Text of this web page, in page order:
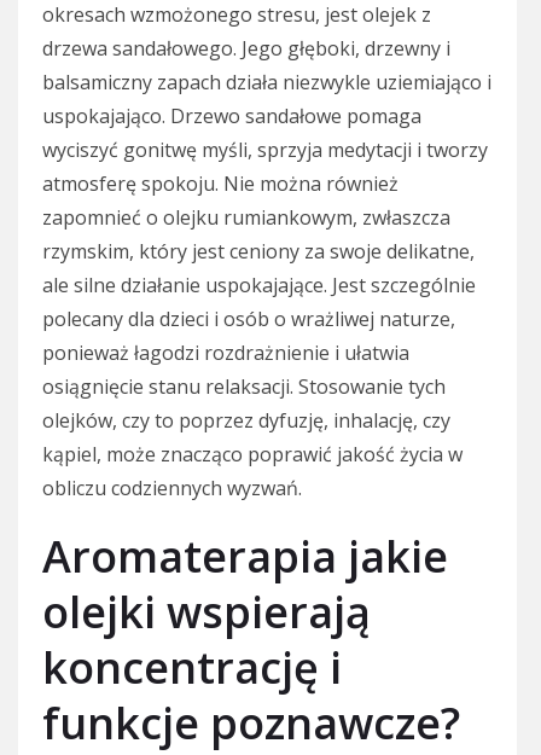
okresach wzmożonego stresu, jest olejek z
drzewa sandałowego. Jego głęboki, drzewny i
balsamiczny zapach działa niezwykle uziemiająco i
uspokajająco. Drzewo sandałowe pomaga
wyciszyć gonitwę myśli, sprzyja medytacji i tworzy
atmosferę spokoju. Nie można również
zapomnieć o olejku rumiankowym, zwłaszcza
rzymskim, który jest ceniony za swoje delikatne,
ale silne działanie uspokajające. Jest szczególnie
polecany dla dzieci i osób o wrażliwej naturze,
ponieważ łagodzi rozdrażnienie i ułatwia
osiągnięcie stanu relaksacji. Stosowanie tych
olejków, czy to poprzez dyfuzję, inhalację, czy
kąpiel, może znacząco poprawić jakość życia w
obliczu codziennych wyzwań.
Aromaterapia jakie
olejki wspierają
koncentrację i
funkcje poznawcze?